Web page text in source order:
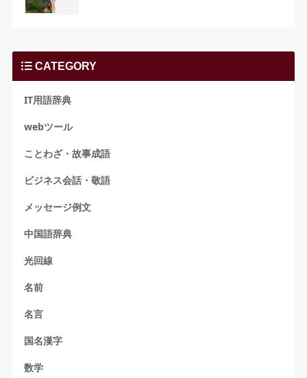
CATEGORY
IT用語辞典
webツール
ことわざ・故事成語
ビジネス会話・敬語
メッセージ例文
中国語辞典
光回線
名前
名言
国名漢字
数学